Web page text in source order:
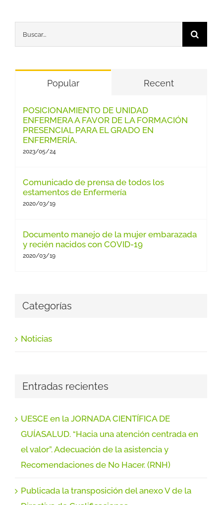
Popular Recent
POSICIONAMIENTO DE UNIDAD
ENFERMERA A FAVOR DE LA FORMACIÓN
PRESENCIAL PARA EL GRADO EN
ENFERMERÍA.
2023/05/24
Comunicado de prensa de todos los
estamentos de Enfermería
2020/03/19
Documento manejo de la mujer embarazada
y recién nacidos con COVID-19
2020/03/19
Categorías
Noticias
Entradas recientes
UESCE en la JORNADA CIENTÍFICA DE
GUÍASALUD. “Hacia una atención centrada en
el valor”. Adecuación de la asistencia y
Recomendaciones de No Hacer. (RNH)
Publicada la transposición del anexo V de la